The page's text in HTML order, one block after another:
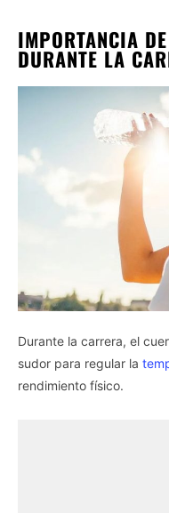
IMPORTANCIA
DURANTE LA
Durante la carrera, el
sudor para regular la
rendimiento físico.